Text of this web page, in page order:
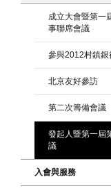
成立大會暨第一
事聯席會議
參與2012村鎮銀
北京友好參訪
第二次籌備會議
發起人暨第一屆
議
入會與服務